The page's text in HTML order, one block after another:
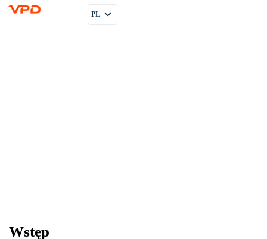
PL
Wstęp